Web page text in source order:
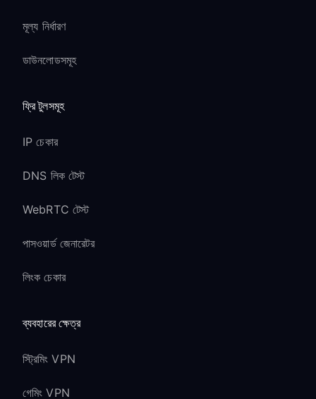
মূল্য নির্ধারণ
ডাউনলোডসমূহ
ফ্রি টুলসমূহ
IP চেকার
DNS লিক টেস্ট
WebRTC টেস্ট
পাসওয়ার্ড জেনারেটর
লিংক চেকার
ব্যবহারের ক্ষেত্র
স্ট্রিমিং VPN
গেমিং VPN